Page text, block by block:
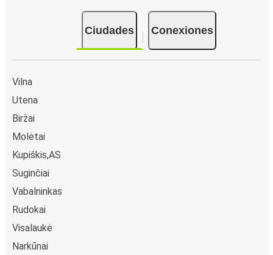
posible pagar en efectivo a bordo o en un punto de venta.
Ciudades Conexiones
Vilna
Utena
Biržai
Molėtai
Kupiškis,AS
Suginčiai
Vabalninkas
Rudokai
Visalaukė
Narkūnai